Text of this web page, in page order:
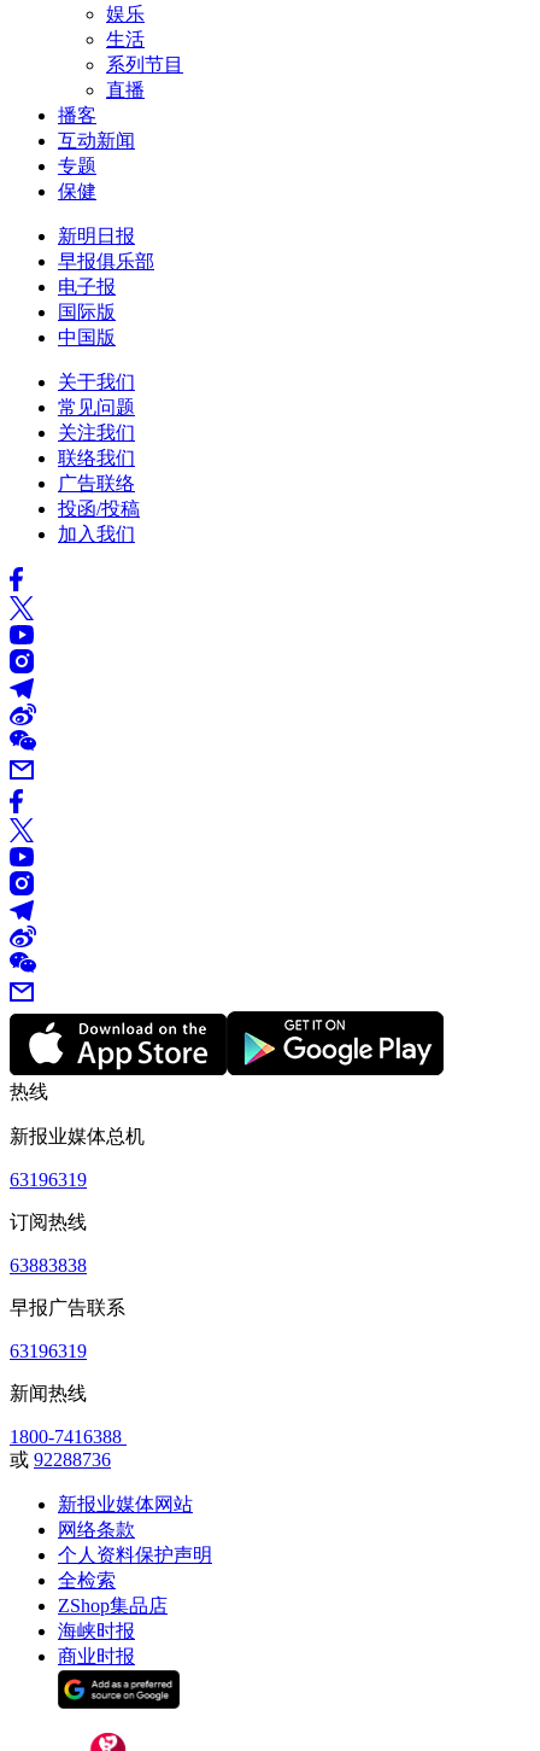
娱乐
生活
系列节目
直播
播客
互动新闻
专题
保健
新明日报
早报俱乐部
电子报
国际版
中国版
关于我们
常见问题
关注我们
联络我们
广告联络
投函/投稿
加入我们
热线
新报业媒体总机
63196319
订阅热线
63883838
早报广告联系
63196319
新闻热线
1800-7416388
或 92288736
新报业媒体网站
网络条款
个人资料保护声明
全检索
ZShop集品店
海峡时报
商业时报